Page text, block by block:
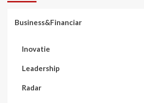
Business&Financiar
Inovatie
Leadership
Radar